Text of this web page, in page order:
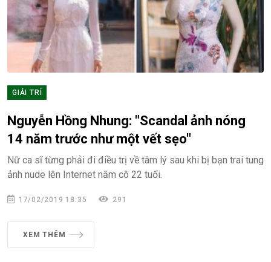
GIẢI TRÍ
Nguyễn Hồng Nhung: "Scandal ảnh nóng
14 năm trước như một vết sẹo"
Nữ ca sĩ từng phải đi điều trị về tâm lý sau khi bị bạn trai tung
ảnh nude lên Internet năm cô 22 tuổi.
17/02/2019 18:35 291
XEM THÊM